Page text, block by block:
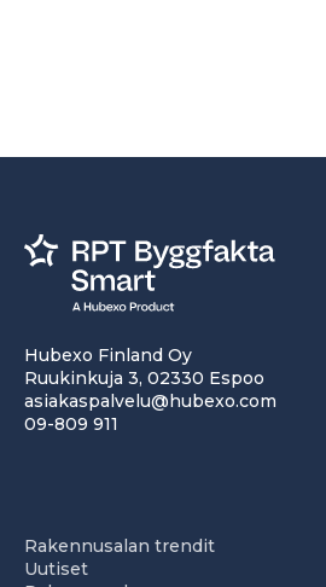
Hubexo Finland Oy
Ruukinkuja 3, 02330 Espoo
asiakaspalvelu@hubexo.com
09-809 911
Rakennusalan trendit
Uutiset